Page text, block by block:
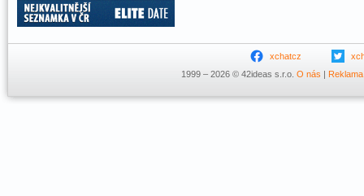
xchatcz
1999 – 2026 © 42ideas s.r.o. O nás | Reklama